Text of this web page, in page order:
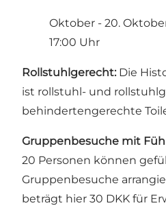
Oktober - 20.
17:00 Uhr
Rollstuhlgerecht: Die
ist rollstuhl- und
behindertengerechte
Gruppenbesuche mit
20 Personen können
Gruppenbesuche
beträgt hier 30 DKK für